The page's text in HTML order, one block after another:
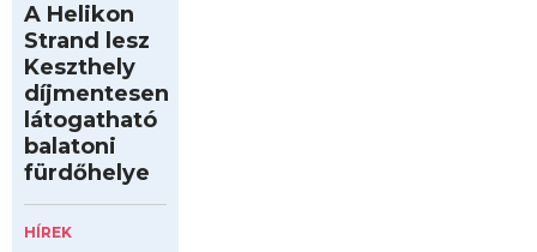
A Helikon
Strand lesz
Keszthely
díjmentesen
látogatható
balatoni
fürdőhelye
HÍREK